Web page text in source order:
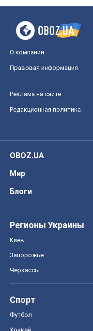
О компании
Правовая информация
Реклама на сайте
Редакционная политика
OBOZ.UA
Мир
Блоги
Регионы Украины
Киев
Запорожье
Черкассы
Спорт
Футбол